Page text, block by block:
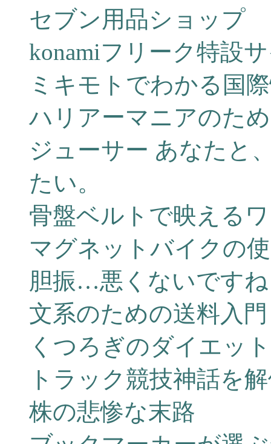
セブン用品ショップ
konamiフリーク特設
ミキモトでわかる国
ハリアーマニアのた
ジューサー あなたと
たい。
骨盤ベルトで映える
マグネットバイクの
胆振…悪くないです
文系のための送料入門
くつろぎのダイエッ
トラック競技神話を
株の悲惨な末路